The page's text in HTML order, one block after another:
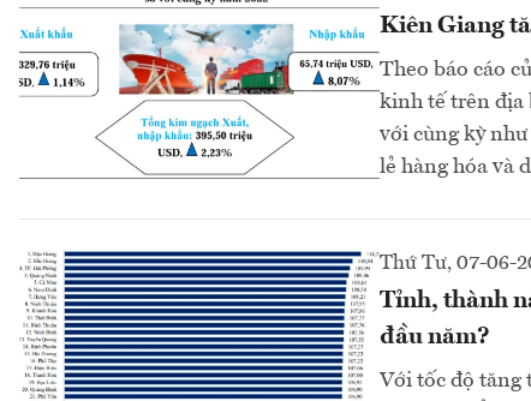
Kiên Giang
Theo báo cáo
kinh tế trên địa
với cùng kỳ
lẻ hàng hóa và
Thứ Tư, 07-06-
Tỉnh, thành
đầu năm?
Với tốc độ tăng